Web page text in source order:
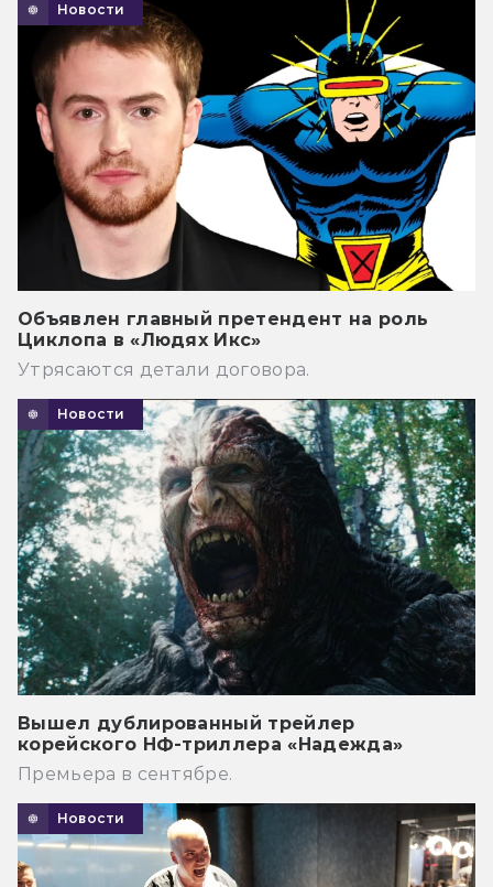
Новости
Объявлен главный претендент на роль
Циклопа в «Людях Икс»
Утрясаются детали договора.
Новости
Вышел дублированный трейлер
корейского НФ-триллера «Надежда»
Премьера в сентябре.
Новости